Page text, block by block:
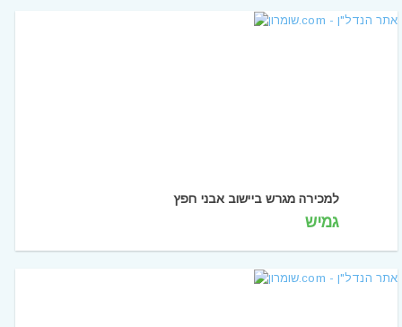
למכירה מגרש ביישוב אבני חפץ
גמיש